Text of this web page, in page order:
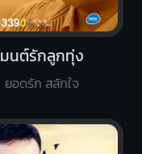
มนต์รักลูกทุ่ง
ยอดรัก สลักใจ